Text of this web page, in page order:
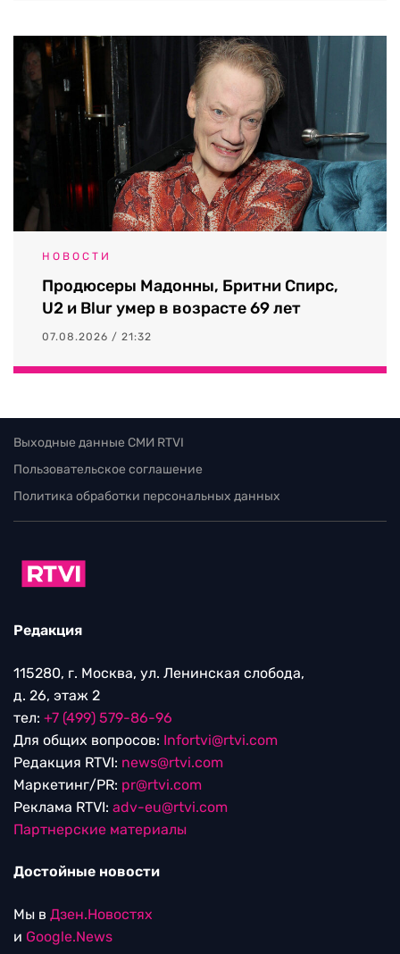
НОВОСТИ
Продюсеры Мадонны, Бритни Спирс,
U2 и Blur умер в возрасте 69 лет
07.08.2026 / 21:32
Выходные данные СМИ RTVI
Пользовательское соглашение
Политика обработки персональных данных
Редакция
115280, г. Москва, ул. Ленинская слобода,
д. 26, этаж 2
тел: +7 (499) 579-86-96
Для общих вопросов: Infortvi@rtvi.com
Редакция RTVI: news@rtvi.com
Маркетинг/PR: pr@rtvi.com
Реклама RTVI: adv-eu@rtvi.com
Партнерские материалы
Достойные новости
Мы в Дзен.Новостях
и Google.News